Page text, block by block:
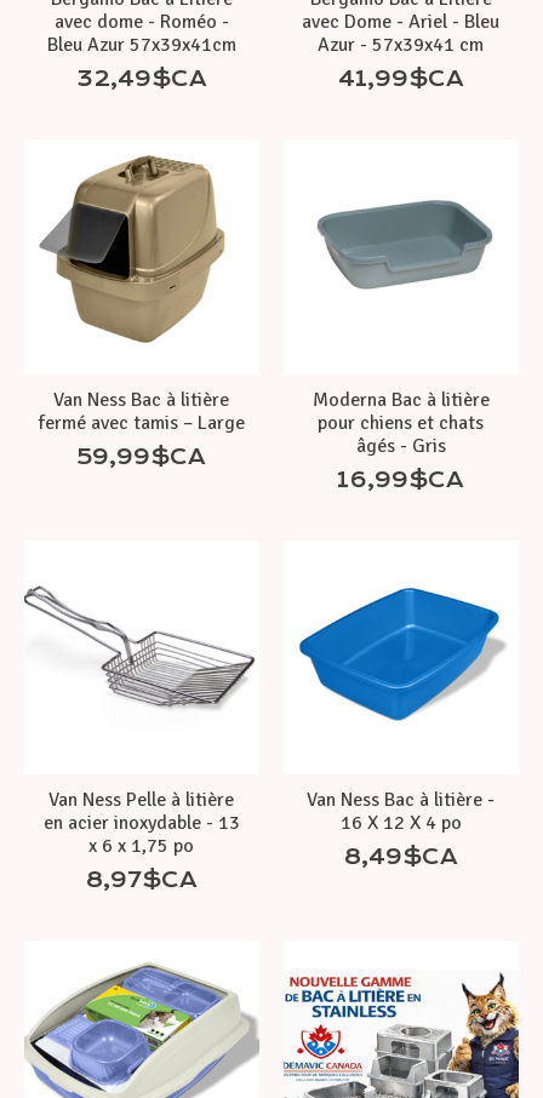
avec dome - Roméo -
Bleu Azur 57x39x41cm
32,49$CA
avec Dome - Ariel - Bleu
Azur - 57x39x41 cm
41,99$CA
Van Ness Bac à litière
fermé avec tamis – Large
59,99$CA
Moderna Bac à litière
pour chiens et chats
âgés - Gris
16,99$CA
Van Ness Pelle à litière
en acier inoxydable - 13
x 6 x 1,75 po
8,97$CA
Van Ness Bac à litière -
16 X 12 X 4 po
8,49$CA